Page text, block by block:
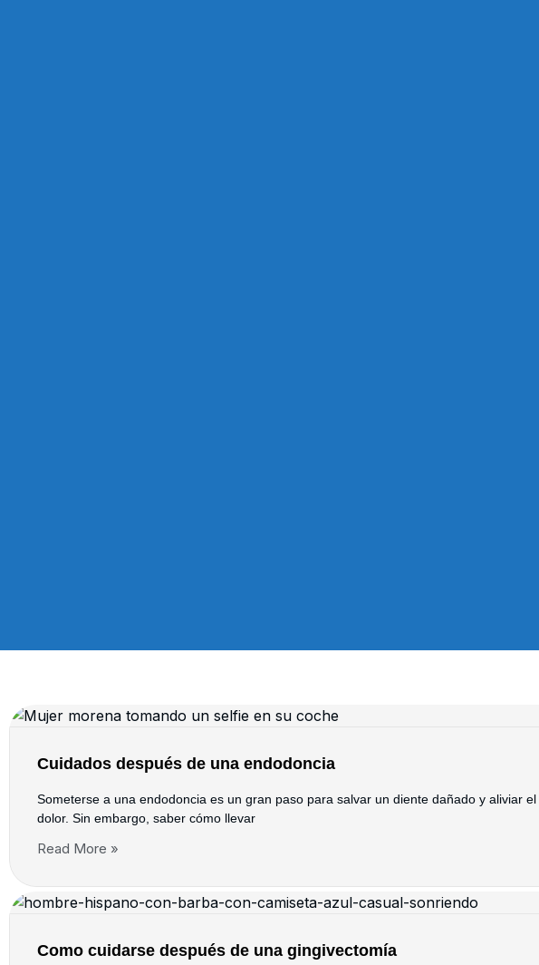
Cuidados después de una endodoncia
Someterse a una endodoncia es un gran paso para salvar un diente dañado y aliviar el
dolor. Sin embargo, saber cómo llevar
Read More »
Como cuidarse después de una gingivectomía